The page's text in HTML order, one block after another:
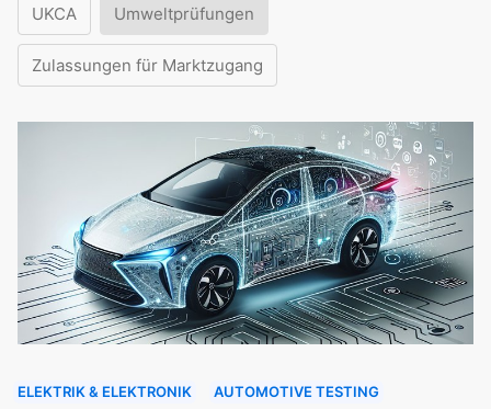
UKCA Umweltprüfungen
Zulassungen für Marktzugang
ELEKTRIK & ELEKTRONIK AUTOMOTIVE TESTING